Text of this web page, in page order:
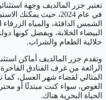
تعتبر جزر المالديف وجهة
في عام 2024، حيث
الشمس الدافئة، والمياه
البيضاء الخلابة، وبفضل كونها
حلالية الطعام والشراب.
وتقدم جزر المالديف أماكن
الرائعة من غرف الفنادق
المثالي لقضاء شهر العسل،
الغوص، سواء كنت مبتدئًا أو
الحياة البحرية هناك.